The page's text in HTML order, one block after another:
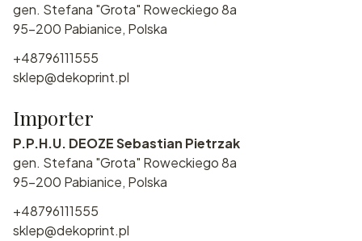
gen. Stefana "Grota" Roweckiego 8a
95-200 Pabianice, Polska
+48796111555
sklep@dekoprint.pl
Importer
P.P.H.U. DEOZE Sebastian Pietrzak
gen. Stefana "Grota" Roweckiego 8a
95-200 Pabianice, Polska
+48796111555
sklep@dekoprint.pl